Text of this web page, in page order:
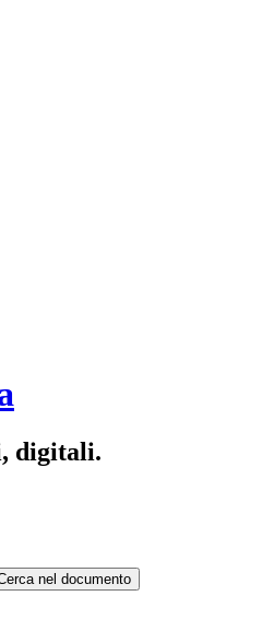
digitali.
nel documento